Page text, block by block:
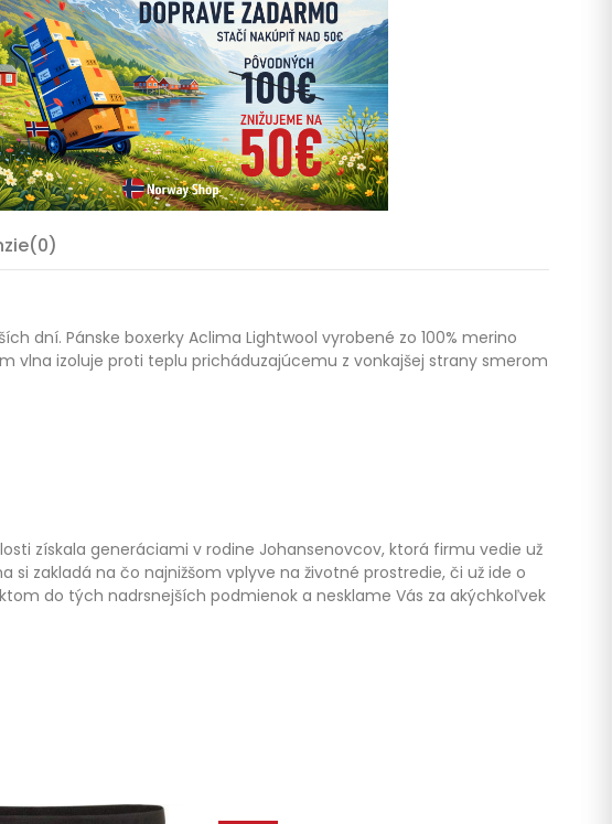
dní. Pánske boxerky Aclima Lightwool vyrobené zo 100% merino
izoluje proti teplu pricháduzajúcemu z vonkajšej strany smerom
získala generáciami v rodine Johansenovcov, ktorá firmu vedie už
zakladá na čo najnižšom vplyve na životné prostredie, či už ide o
do tých nadrsnejších podmienok a nesklame Vás za akýchkoľvek